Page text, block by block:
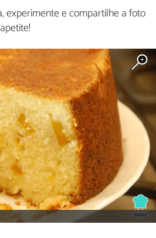
experimente e compartilhe a foto